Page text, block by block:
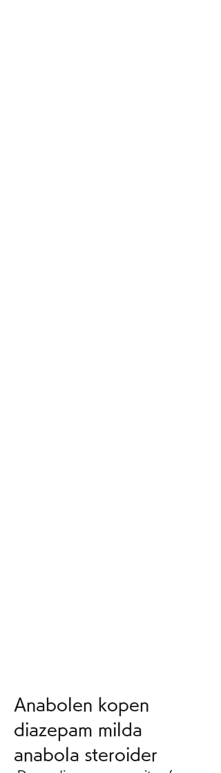
Anabolen kopen
diazepam milda
anabola steroider